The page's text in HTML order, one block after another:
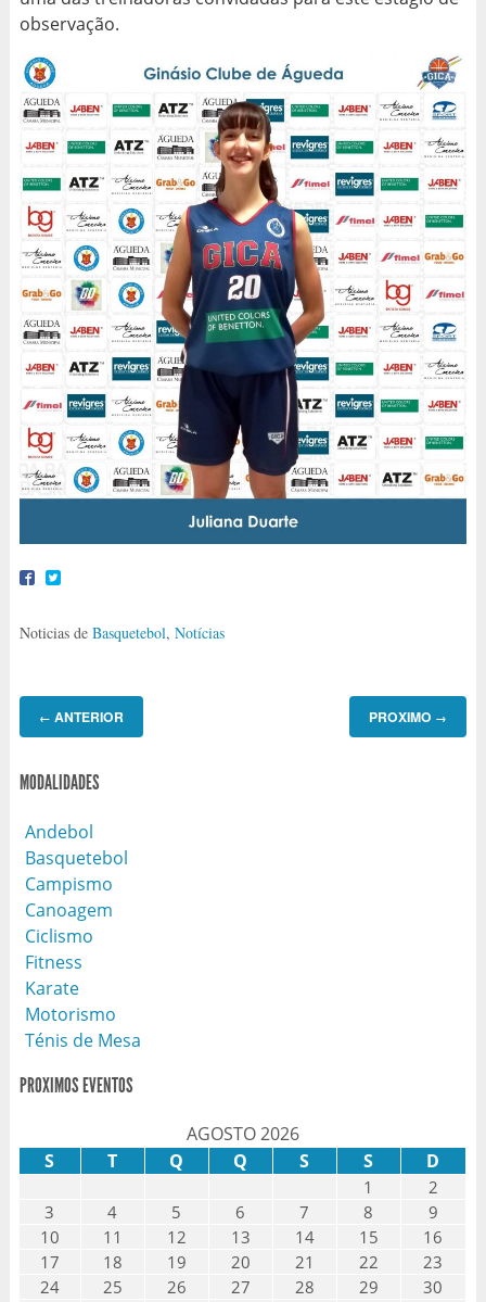
observação.
Noticias de Basquetebol, Notícias
← ANTERIOR PROXIMO →
MODALIDADES
Andebol
Basquetebol
Campismo
Canoagem
Ciclismo
Fitness
Karate
Motorismo
Ténis de Mesa
PROXIMOS EVENTOS
AGOSTO 2026
S
T Q Q S S D
1
2
3
4 5 6 7 8
9
10
11 12 13 14 15
16
17
18 19 20 21 22
23
24
25 26 27 28 29
30